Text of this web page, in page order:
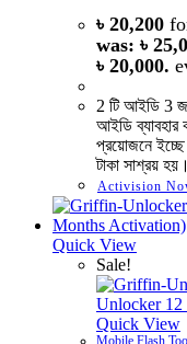
৳ 20,200
was: ৳
৳ 20,000.
2 টি আইডি 3
আইডি
প্রয়োজনে
টাকা সাশ্রয়
Activision
Quick View
Sale!
Quick View
Mobile Flash